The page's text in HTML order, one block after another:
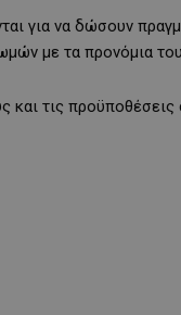
για να δώσουν
με τα προνόμια
και τις